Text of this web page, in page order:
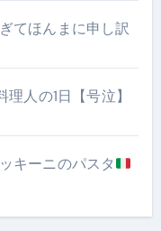
てほんまに申し訳
人の1日【号泣】
キーニのパスタ